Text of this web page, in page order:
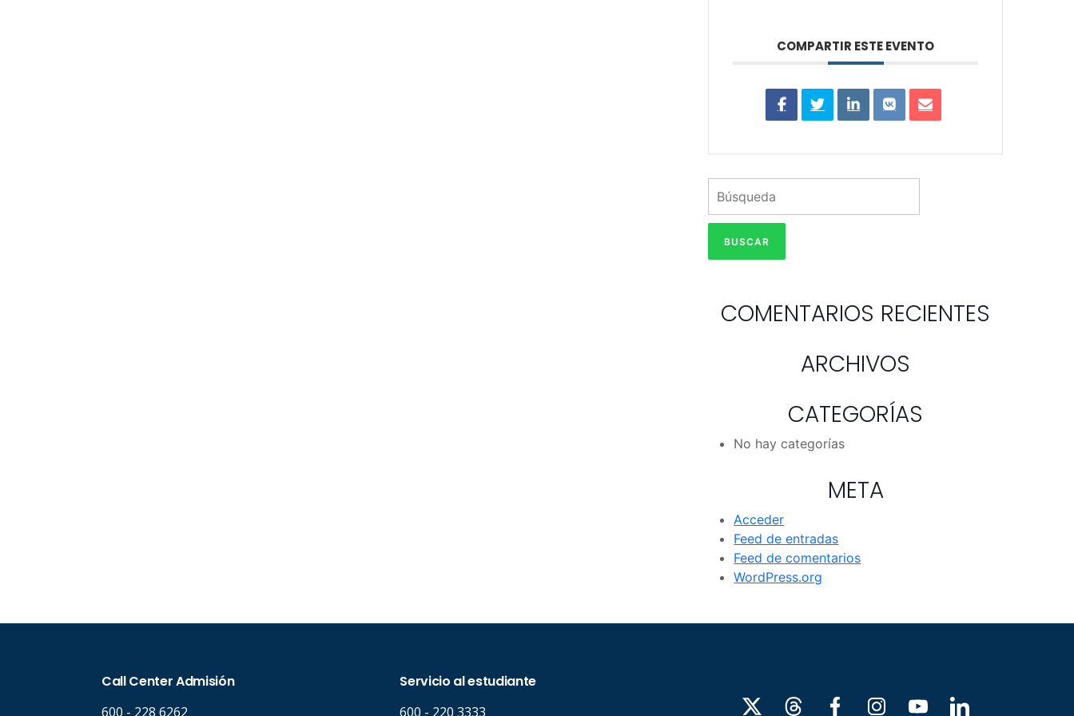
COMPARTIR ESTE EVENTO
COMENTARIOS RECIENTES
ARCHIVOS
CATEGORÍAS
No hay categorías
META
Acceder
Feed de entradas
Feed de comentarios
WordPress.org